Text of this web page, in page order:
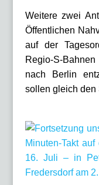
Weitere zwei
Öffentlichen
auf der
Regio-S-
nach Berlin
sollen gleich den